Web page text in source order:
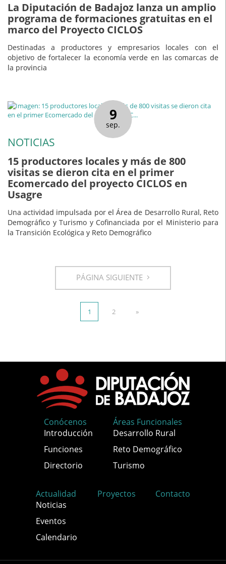
La Diputación de Badajoz lanza un amplio
programa de formaciones gratuitas en el
marco del Proyecto CICLOS
Destinadas a productores y empresarios locales con el
objetivo de fortalecer la economía verde en las comarcas de
la provincia
9
sep.
NOTICIAS
15 productores locales y más de 800
visitas se dieron cita en el primer
Ecomercado del proyecto CICLOS en
Usagre
Una actividad impulsada por el Área de Desarrollo Rural, Reto
Demográfico y Turismo y Cofinanciada por el Ministerio para
la Transición Ecológica y Reto Demográfico
PÁGINA SIGUIENTE
1 2 »
Conócenos
Introducción
Funciones
Directorio
Áreas Funcionales
Desarrollo Rural
Reto Demográfico
Turismo
Actualidad
Noticias
Eventos
Calendario
Proyectos Contacto